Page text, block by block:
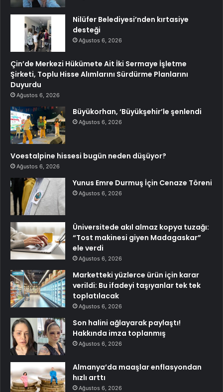
Nilüfer Belediyesi’nden kırtasiye
desteği
Ağustos 6, 2026
Çin’de Merkezi Hükümete Ait İki Sermaye İşletme
Şirketi, Toplu Hisse Alımlarını Sürdürme Planlarını
Duyurdu
Ağustos 6, 2026
Büyükorhan, ‘Büyükşehir’le şenlendi
Ağustos 6, 2026
Voestalpine hissesi bugün neden düşüyor?
Ağustos 6, 2026
Yunus Emre Durmuş İçin Cenaze Töreni
Ağustos 6, 2026
Üniversitede akıl almaz kopya tuzağı:
“Tost makinesi giyen Madagaskar”
ele verdi
Ağustos 6, 2026
Marketteki yüzlerce ürün için karar
verildi: Bu ifadeyi taşıyanlar tek tek
toplatılacak
Ağustos 6, 2026
Son halini ağlayarak paylaştı!
Hakkında imza toplanmış
Ağustos 6, 2026
Almanya’da maaşlar enflasyondan
hızlı arttı
Ağustos 6, 2026